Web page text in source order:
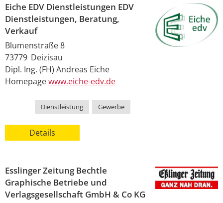
Eiche EDV Dienstleistungen EDV
Dienstleistungen, Beratung,
Verkauf
Blumenstraße 8
73779 Deizisau
Dipl. Ing. (FH) Andreas Eiche
Homepagewww.eiche-edv.de
Dienstleistung Gewerbe
Details
Esslinger Zeitung Bechtle
Graphische Betriebe und
Verlagsgesellschaft GmbH & Co KG